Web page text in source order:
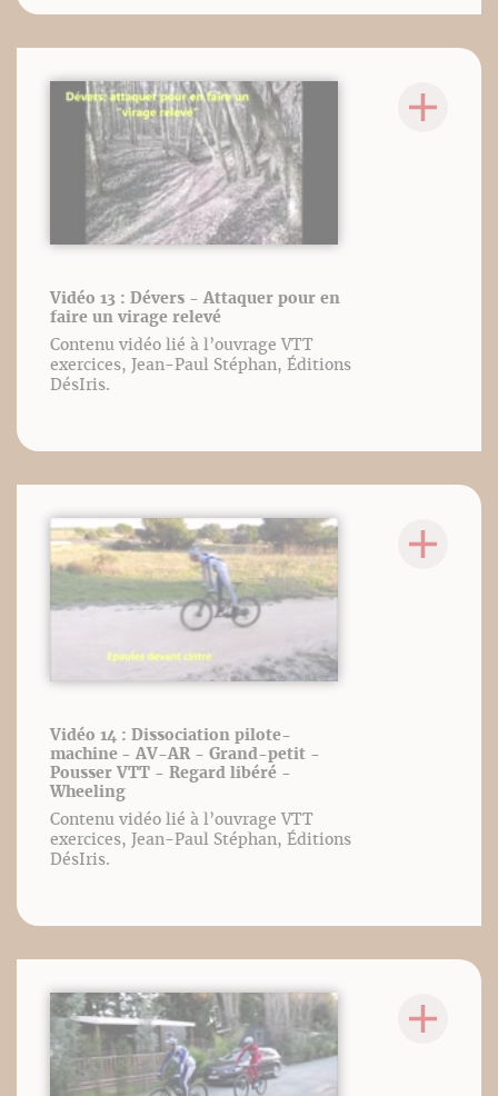
Vidéo 13 : Dévers - Attaquer pour en
faire un virage relevé
Contenu vidéo lié à l’ouvrage VTT
exercices, Jean-Paul Stéphan, Éditions
DésIris.
Vidéo 14 : Dissociation pilote-
machine - AV-AR - Grand-petit -
Pousser VTT - Regard libéré -
Wheeling
Contenu vidéo lié à l’ouvrage VTT
exercices, Jean-Paul Stéphan, Éditions
DésIris.